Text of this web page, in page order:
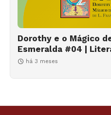
Dorothy e o Mágico
Esmeralda #04 |
há 3 meses